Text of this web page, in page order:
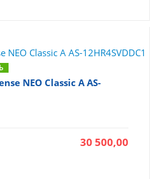
NEO Classic A AS-
30 500,00